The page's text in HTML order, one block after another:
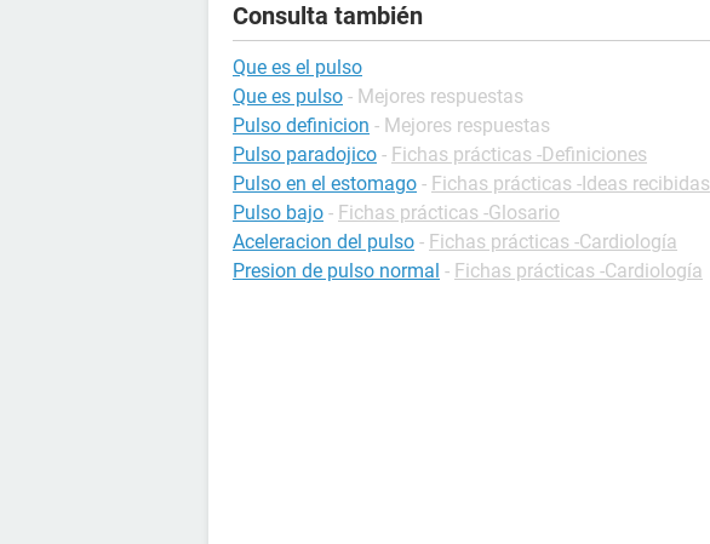
Consulta también
Que es el pulso
Que es pulso - Mejores respuestas
Pulso definicion - Mejores respuestas
Pulso paradojico - Fichas prácticas -Definiciones
Pulso en el estomago - Fichas prácticas -Ideas recibidas
Pulso bajo - Fichas prácticas -Glosario
Aceleracion del pulso - Fichas prácticas -Cardiología
Presion de pulso normal - Fichas prácticas -Cardiología